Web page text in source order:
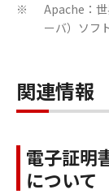
※
Apache：
ーバ）ソフ
関連情報
電子証明
について